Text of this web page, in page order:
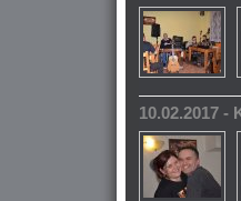
10.02.2017 -